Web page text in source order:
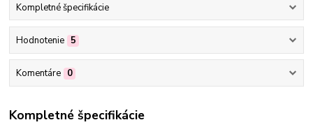
Kompletné špecifikácie
Hodnotenie 5
Komentáre 0
Kompletné špecifikácie